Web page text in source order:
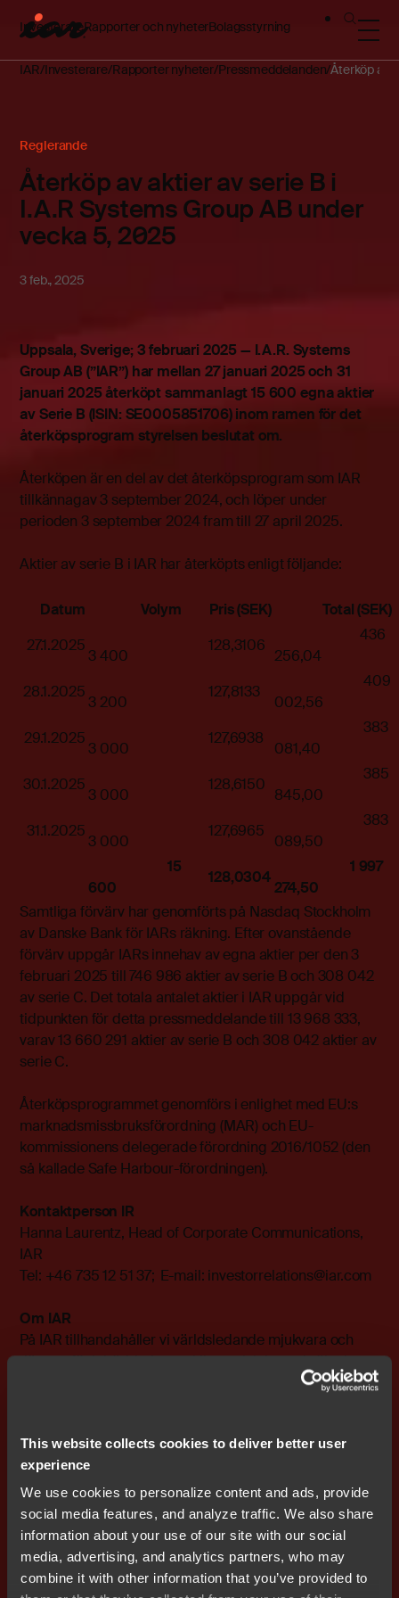
This website collects cookies to deliver better user
experience
We use cookies to personalize content and ads, provide
social media features, and analyze traffic. We also share
information about your use of our site with our social
media, advertising, and analytics partners, who may
combine it with other information that you’ve provided to
InvesterareRapporter och nyheterBolagsstyrning
IAR Investerare Rapporter nyheter Pressmeddelanden Återköp av
Reglerande
Återköp av aktier av serie B i
I.A.R Systems Group AB under
vecka 5, 2025
3 feb., 2025
Uppsala, Sverige; 3 februari 2025 — I.A.R. Systems
Group AB (”IAR”) har mellan 27 januari 2025 och 31
januari 2025 återköpt sammanlagt 15 600 egna aktier
av Serie B (ISIN: SE0005851706) inom ramen för det
återköpsprogram styrelsen beslutat om.
Återköpen är en del av det återköpsprogram som IAR
tillkännagav 3 september 2024, och löper under
perioden 3 september 2024 fram till 27 april 2025.
Aktier av serie B i IAR har återköpts enligt följande:
Datum Volym Pris (SEK)
Total (SEK)
27.1.2025
3 400
128,3106
436
256,04
28.1.2025
3 200
127,8133
409
002,56
29.1.2025
3 000
127,6938
383
081,40
30.1.2025
3 000
128,6150
385
845,00
31.1.2025
3 000
127,6965
383
089,50
15
600
128,0304
1 997
274,50
Samtliga förvärv har genomförts på Nasdaq Stockholm
av Danske Bank för IARs räkning. Efter ovanstående
förvärv uppgår IARs innehav av egna aktier per den 3
februari 2025 till 746 986 aktier av serie B och 308 042
av serie C. Det totala antalet aktier i IAR uppgår vid
tidpunkten för detta pressmeddelande till 13 968 333,
varav 13 660 291 aktier av serie B och 308 042 aktier av
serie C.
Återköpsprogrammet genomförs i enlighet med EU:s
marknadsmissbruksförordning (MAR) och EU-
kommissionens delegerade förordning 2016/1052 (den
så kallade Safe Harbour-förordningen).
Kontaktperson IR
Hanna Laurentz, Head of Corporate Communications,
IAR
Tel: +46 735 12 51 37; E-mail: investorrelations@iar.com
Om IAR
På IAR tillhandahåller vi världsledande mjukvara och
tjänster för inbäddad utveckling och inbyggd säkerhet,
vilket möjliggör för företag världen över att skapa säkra
säkerställa kvalitet, säkerhet, tillförlitlighet och
effektivitet i utvecklingen av över en miljon inbyggda
applikationer för ett brett spektrum av industrier,
inklusive fordonsindustrin, industriell automation, IoT,
medicinteknik, militär och publik säkerhet. Med stöd för
15 000 enheter från över 70 halvledarpartners är vi
dedikerade till att främja innovation och möjliggöra våra